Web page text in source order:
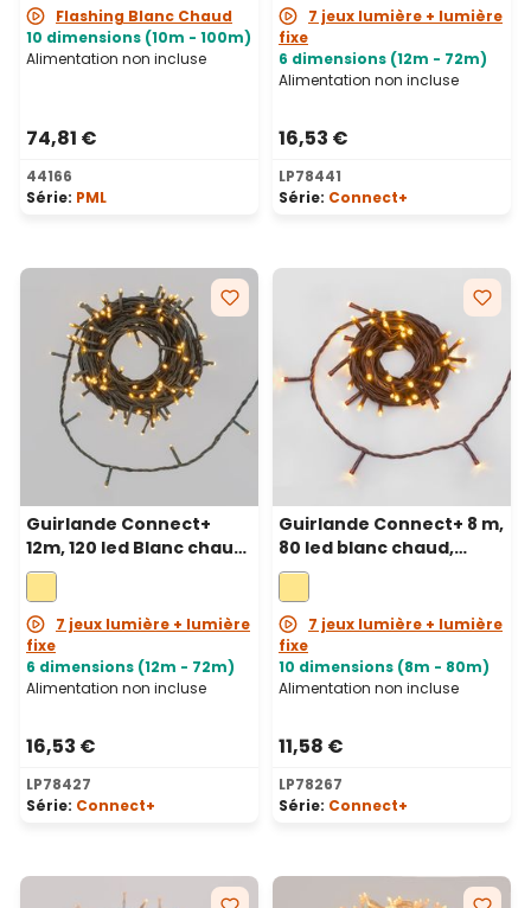
Flashing Blanc Chaud
10 dimensions (10m - 100m)
Alimentation non incluse
74,81 €
44166
Série: PML
7 jeux lumière + lumière
fixe
6 dimensions (12m - 72m)
Alimentation non incluse
16,53 €
LP78441
Série: Connect+
Guirlande Connect+
12m, 120 led Blanc chaud,
câble vert, prolongeable
7 jeux lumière + lumière
fixe
6 dimensions (12m - 72m)
Alimentation non incluse
16,53 €
LP78427
Série: Connect+
Guirlande Connect+ 8 m,
80 led blanc chaud,
câble marron,
prolongeable
7 jeux lumière + lumière
fixe
10 dimensions (8m - 80m)
Alimentation non incluse
11,58 €
LP78267
Série: Connect+